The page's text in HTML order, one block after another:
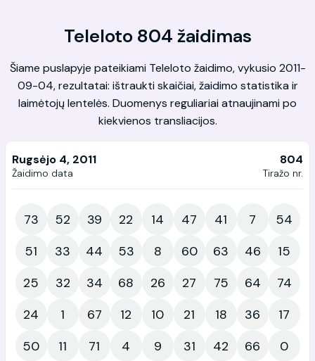
Teleloto 804 žaidimas
Šiame puslapyje pateikiami Teleloto žaidimo, vykusio 2011-
09-04, rezultatai: ištraukti skaičiai, žaidimo statistika ir
laimėtojų lentelės. Duomenys reguliariai atnaujinami po
kiekvienos transliacijos.
Rugsėjo 4, 2011
Žaidimo data
804
Tiražo nr.
73 52 39 22 14 47 41 7
54
51
33 44 53 8 60 63 46
15
25
32 34 68 26 27 75 64
74
24
1 67 12 10 21 18 36
17
50
11 71 4 9 31 42 66 0